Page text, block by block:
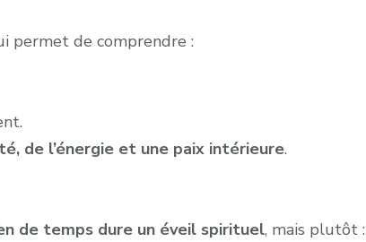
permet de comprendre :
de l’énergie et une paix intérieure.
de temps dure un éveil spirituel, mais plutôt :